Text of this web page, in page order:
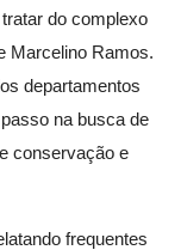
do complexo
Marcelino Ramos.
departamentos
na busca de
conservação e
frequentes